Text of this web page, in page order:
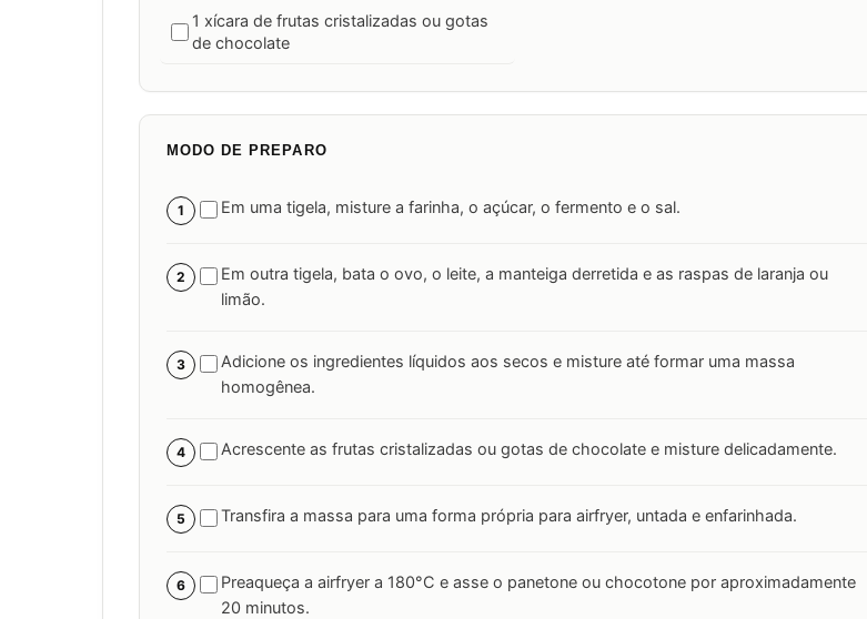
1 xícara de frutas cristalizadas ou gotas
de chocolate
MODO DE PREPARO
1 Em uma tigela, misture a farinha, o açúcar, o fermento e o sal.
2
Em outra tigela, bata o ovo, o leite, a manteiga derretida e as raspas de laranja ou
limão.
3
Adicione os ingredientes líquidos aos secos e misture até formar uma massa
homogênea.
4 Acrescente as frutas cristalizadas ou gotas de chocolate e misture delicadamente.
5 Transfira a massa para uma forma própria para airfryer, untada e enfarinhada.
6
Preaqueça a airfryer a 180°C e asse o panetone ou chocotone por aproximadamente
20 minutos.